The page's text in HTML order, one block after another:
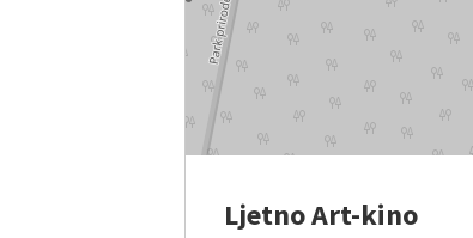
Ljetno Art-kino